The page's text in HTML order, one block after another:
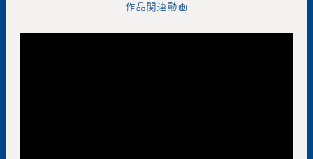
作品関連動画